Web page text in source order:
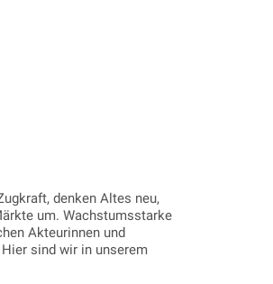
denken Altes neu,
um. Wachstumsstarke
Akteurinnen und
sind wir in unserem